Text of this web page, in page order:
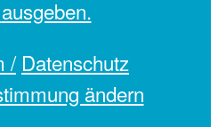
ausgeben.
/ Datenschutz
ändern